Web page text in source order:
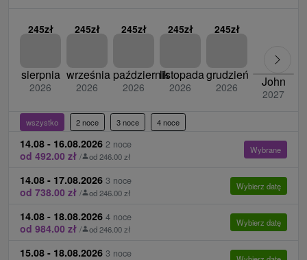
245zł
sierpnia
2026
245zł
września
2026
245zł
październik
2026
245zł
listopada
2026
245zł
grudzień
2026 John
2027
wszystko 2 noce 3 noce 4 noce
14.08 - 16.08.2026 2 noce
od 492.00 zł / od 246.00 zł
Wybrane
14.08 - 17.08.2026 3 noce
od 738.00 zł / od 246.00 zł
Wybierz datę
14.08 - 18.08.2026 4 noce
od 984.00 zł / od 246.00 zł
Wybierz datę
15.08 - 18.08.2026 3 noce